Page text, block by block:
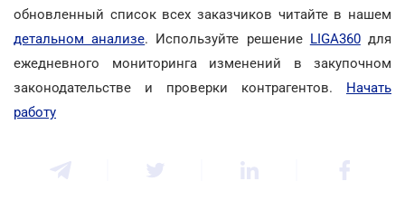
обновленный список всех заказчиков читайте в нашем
детальном анализе. Используйте решение LIGA360для
ежедневного мониторинга изменений в закупочном
законодательстве и проверки контрагентов. Начать
работу